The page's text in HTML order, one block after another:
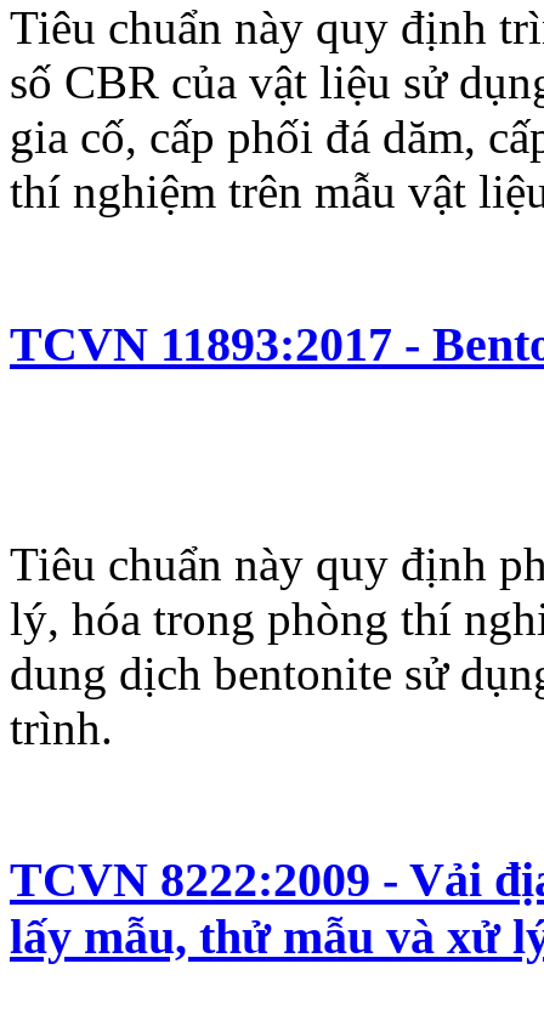
Tiêu chuẩn này quy định
số CBR của vật liệu sử
gia cố, cấp phối đá dăm,
thí nghiệm trên mẫu vật
TCVN 11893:2017 -
Tiêu chuẩn này quy định
lý, hóa trong phòng thí
dung dịch bentonite sử
trình.
TCVN 8222:2009 - Vải
lấy mẫu, thử mẫu và xử